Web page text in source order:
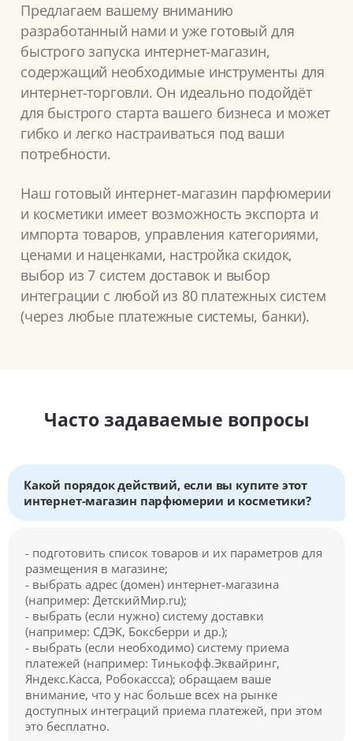
Предлагаем вашему вниманию
разработанный нами и уже готовый для
быстрого запуска интернет-магазин,
содержащий необходимые инструменты для
интернет-торговли. Он идеально подойдёт
для быстрого старта вашего бизнеса и может
гибко и легко настраиваться под ваши
потребности.
Наш готовый интернет-магазин парфюмерии
и косметики имеет возможность экспорта и
импорта товаров, управления категориями,
ценами и наценками, настройка скидок,
выбор из 7 систем доставок и выбор
интеграции с любой из 80 платежных систем
(через любые платежные системы, банки).
Часто задаваемые вопросы
Какой порядок действий, если вы купите этот
интернет-магазин парфюмерии и косметики?
- подготовить список товаров и их параметров для
размещения в магазине;
- выбрать адрес (домен) интернет-магазина
(например: ДетскийМир.ru);
- выбрать (если нужно) систему доставки
(например: СДЭК, Боксберри и др.);
- выбрать (если необходимо) систему приема
платежей (например: Тинькофф.Эквайринг,
Яндекс.Касса, Робокассса); обращаем ваше
внимание, что у нас больше всех на рынке
доступных интеграций приема платежей, при этом
это бесплатно.